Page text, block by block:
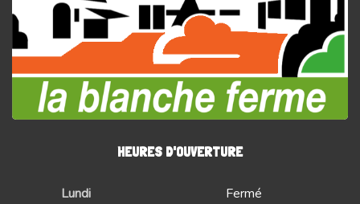
HEURES D'OUVERTURE
Lundi
Fermé